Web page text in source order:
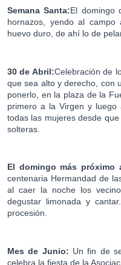
Semana Santa:El domingo
hornazos, yendo al
huevo duro, de ahí lo de
30 de Abril:Celebración de
que sea alto y derecho, con
ponerlo, en la plaza de la
primero a la Virgen y luego
todas las mujeres desde
solteras.
El domingo más
centenaria Hermandad de
al caer la noche los
degustar limonada y
procesión.
Mes de Junio: Un fin de
celebra la fiesta de la